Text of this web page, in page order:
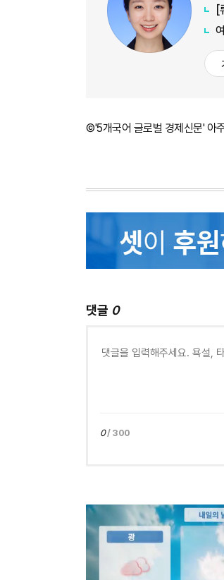
[
©'5개국어 글로벌 경제신문' 아
댓글 0
0/ 300